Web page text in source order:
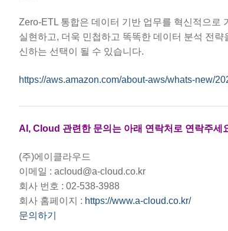
Zero-ETL 통합은 데이터 기반 업무를 혁신적으로
실현하고, 더욱 민첩하고 똑똑한 데이터 분석 전
신하는 선택이 될 수 있습니다.
https://aws.amazon.com/about-aws/whats-new/
AI, Cloud 관련한 문의는 아래 연락처로 연락주세
(주)에이클라우드
이메일 : acloud@a-cloud.co.kr
회사 번호 : 02-538-3988
회사 홈페이지 : https://www.a-cloud.co.kr/
문의하기